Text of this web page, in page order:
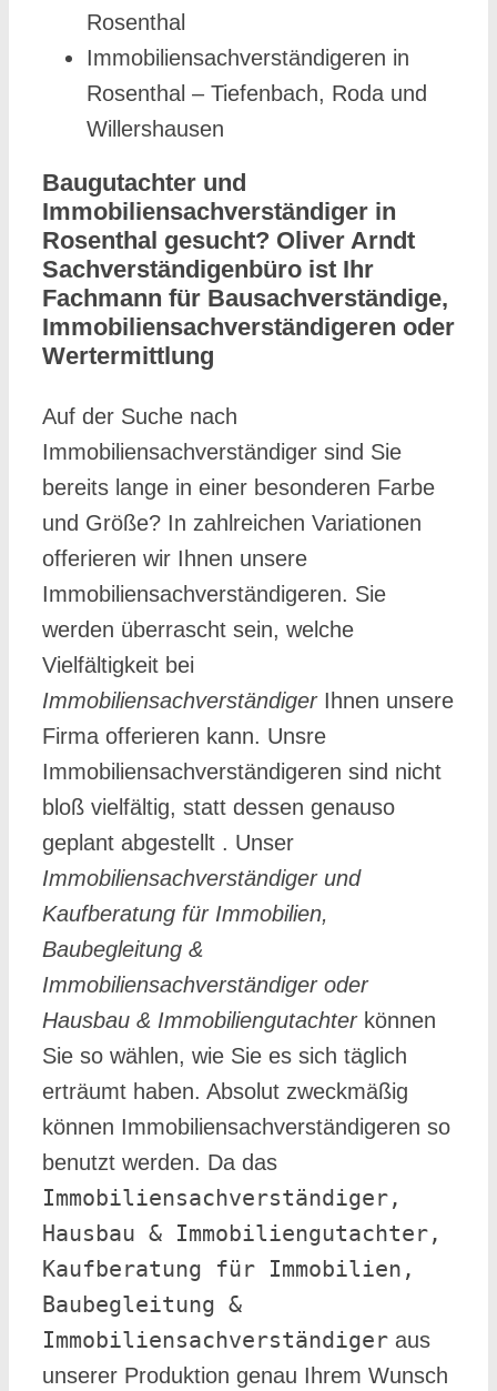
Rosenthal
Immobiliensachverständigeren in
Rosenthal – Tiefenbach, Roda und
Willershausen
Baugutachter und
Immobiliensachverständiger in
Rosenthal gesucht? Oliver Arndt
Sachverständigenbüro ist Ihr
Fachmann für Bausachverständige,
Immobiliensachverständigeren oder
Wertermittlung
Auf der Suche nach
Immobiliensachverständiger sind Sie
bereits lange in einer besonderen Farbe
und Größe? In zahlreichen Variationen
offerieren wir Ihnen unsere
Immobiliensachverständigeren. Sie
werden überrascht sein, welche
Vielfältigkeit bei
ImmobiliensachverständigerIhnen unsere
Firma offerieren kann. Unsre
Immobiliensachverständigeren sind nicht
bloß vielfältig, statt dessen genauso
geplant abgestellt . Unser
Immobiliensachverständiger und
Kaufberatung für Immobilien,
Baubegleitung &
Immobiliensachverständiger oder
Hausbau & Immobiliengutachterkönnen
Sie so wählen, wie Sie es sich täglich
erträumt haben. Absolut zweckmäßig
können Immobiliensachverständigeren so
benutzt werden. Da das
Immobiliensachverständiger,
Hausbau & Immobiliengutachter,
Kaufberatung für Immobilien,
Baubegleitung &
Immobiliensachverständiger aus
unserer Produktion genau Ihrem Wunsch